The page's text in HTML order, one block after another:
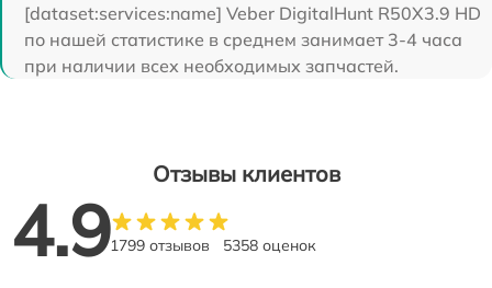
[dataset:services:name] Veber DigitalHunt R50X3.9 HD
по нашей статистике в среднем занимает 3-4 часа
при наличии всех необходимых запчастей.
Отзывы клиентов
4.91799 отзывов 5358 оценок